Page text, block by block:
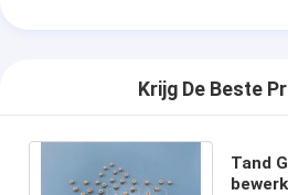
Krijg De Beste
Tand